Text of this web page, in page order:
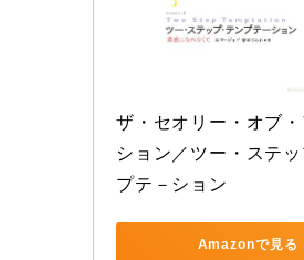
ザ・セオリー・オブ・
ション／ツー・ステ
プテ－ション
Amazonで見る